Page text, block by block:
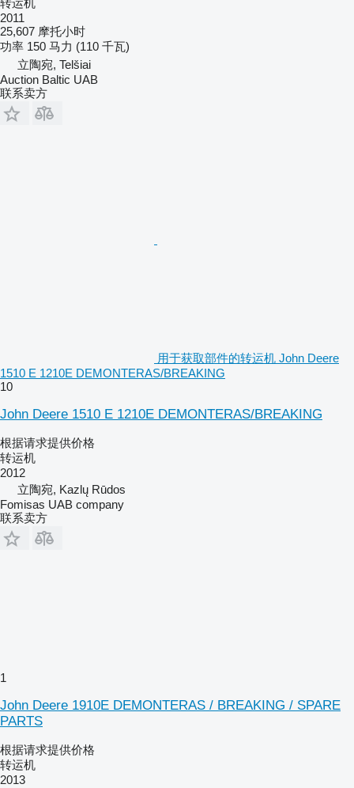
2011
25,607 摩托小时
功率 150 马力 (110 千瓦)
立陶宛, Telšiai
Auction Baltic UAB
联系卖方
用于获取部件的转运机 John Deere
1510 E 1210E DEMONTERAS/BREAKING
10
John Deere 1510 E 1210E DEMONTERAS/BREAKING
根据请求提供价格
转运机
2012
立陶宛, Kazlų Rūdos
Fomisas UAB company
联系卖方
1
John Deere 1910E DEMONTERAS / BREAKING / SPARE
PARTS
根据请求提供价格
转运机
2013